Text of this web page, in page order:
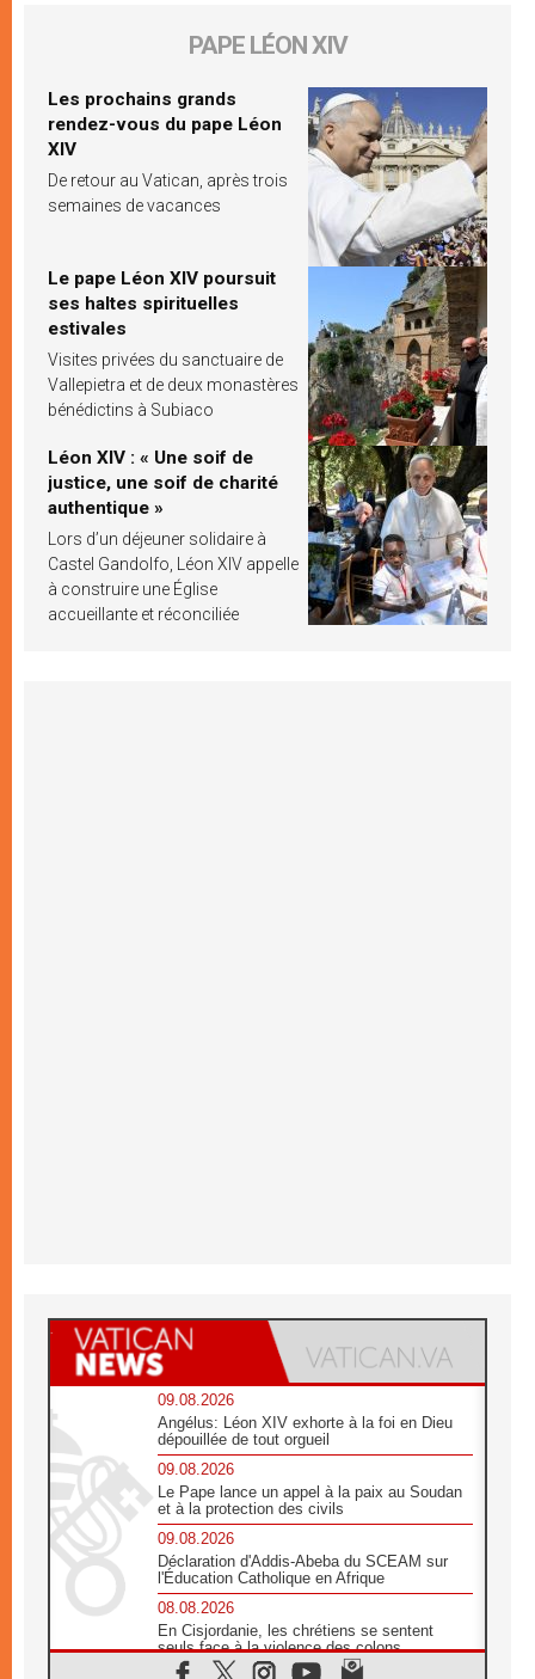
PAPE LÉON XIV
Les prochains grands
rendez-vous du pape Léon
XIV
De retour au Vatican, après trois
semaines de vacances
Le pape Léon XIV poursuit
ses haltes spirituelles
estivales
Visites privées du sanctuaire de
Vallepietra et de deux monastères
bénédictins à Subiaco
Léon XIV : « Une soif de
justice, une soif de charité
authentique »
Lors d’un déjeuner solidaire à
Castel Gandolfo, Léon XIV appelle
à construire une Église
accueillante et réconciliée
09.08.2026
Angélus: Léon XIV exhorte à la foi en Dieu
dépouillée de tout orgueil
09.08.2026
Le Pape lance un appel à la paix au Soudan
et à la protection des civils
09.08.2026
Déclaration d'Addis-Abeba du SCEAM sur
l'Éducation Catholique en Afrique
08.08.2026
En Cisjordanie, les chrétiens se sentent
seuls face à la violence des colons